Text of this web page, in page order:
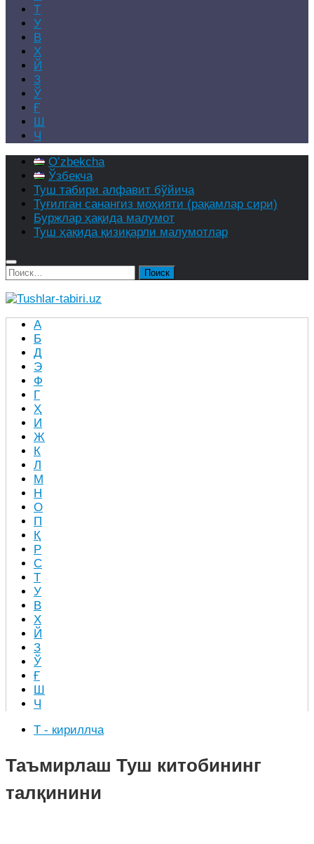
Т
У
В
Х
Й
З
Ў
Ғ
Ш
Ч
Oʻzbekcha
Ўзбекча
Туш табири алфавит бўйича
Туғилган санангиз моҳияти (рақамлар сири)
Буржлар ҳақида малумот
Туш ҳақида қизиқарли малумотлар
Найти:
А
Б
Д
Э
Ф
Г
Ҳ
И
Ж
К
Л
М
Н
О
П
Қ
Р
С
Т
У
В
Х
Й
З
Ў
Ғ
Ш
Ч
Т - кириллча
Таъмирлаш Туш китобининг
талқинини